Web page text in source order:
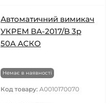
Автоматичний вимикач
УКРЕМ ВА-2017/B 3р
50А АСКО
Немає в наявності
Код товару: A0010170070